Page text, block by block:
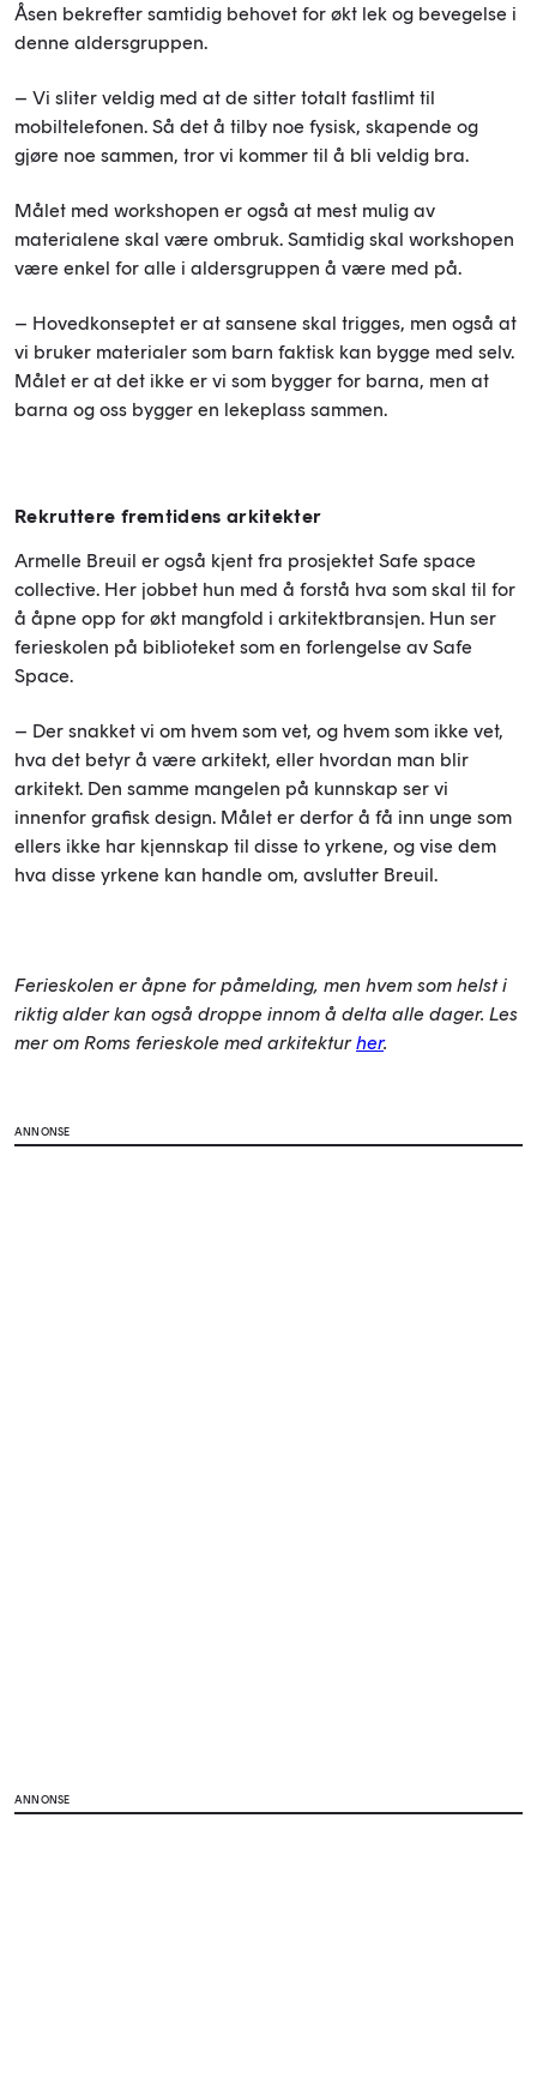
Åsen bekrefter samtidig behovet for økt lek og bevegelse i
denne aldersgruppen.
– Vi sliter veldig med at de sitter totalt fastlimt til
mobiltelefonen. Så det å tilby noe fysisk, skapende og
gjøre noe sammen, tror vi kommer til å bli veldig bra.
Målet med workshopen er også at mest mulig av
materialene skal være ombruk. Samtidig skal workshopen
være enkel for alle i aldersgruppen å være med på.
– Hovedkonseptet er at sansene skal trigges, men også at
vi bruker materialer som barn faktisk kan bygge med selv.
Målet er at det ikke er vi som bygger for barna, men at
barna og oss bygger en lekeplass sammen.
Rekruttere fremtidens arkitekter
Armelle Breuil er også kjent fra prosjektet Safe space
collective. Her jobbet hun med å forstå hva som skal til for
å åpne opp for økt mangfold i arkitektbransjen. Hun ser
ferieskolen på biblioteket som en forlengelse av Safe
Space.
– Der snakket vi om hvem som vet, og hvem som ikke vet,
hva det betyr å være arkitekt, eller hvordan man blir
arkitekt. Den samme mangelen på kunnskap ser vi
innenfor grafisk design. Målet er derfor å få inn unge som
ellers ikke har kjennskap til disse to yrkene, og vise dem
hva disse yrkene kan handle om, avslutter Breuil.
Ferieskolen er åpne for påmelding, men hvem som helst i
riktig alder kan også droppe innom å delta alle dager. Les
mer om Roms ferieskole med arkitekturher.
ANNONSE
ANNONSE